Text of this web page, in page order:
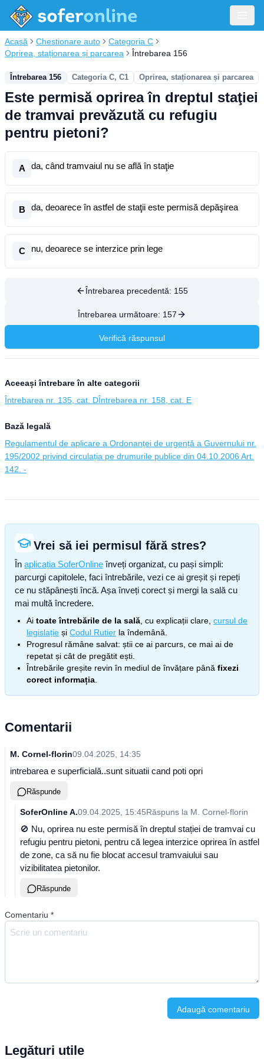
Acasă Chestionare auto
Categoria C
Oprirea, staționarea și parcarea
Întrebarea 156
Întrebarea 156 Categoria C, C1 Oprirea, staționarea și parcarea
Este permisă oprirea în dreptul staţiei
de tramvai prevăzută cu refugiu
pentru pietoni?
A da, când tramvaiul nu se află în staţie
B da, deoarece în astfel de staţii este permisă depăşirea
C nu, deoarece se interzice prin lege
Întrebarea precedentă: 155
Întrebarea următoare: 157
Verifică răspunsul
Aceeași întrebare în alte categorii
Întrebarea nr. 135, cat. DÎntrebarea nr. 158, cat. E
Bază legală
Regulamentul de aplicare a Ordonanței de urgență a Guvernului nr.
195/2002 privind circulația pe drumurile publice din 04.10.2006 Art.
142. -
Vrei să iei permisul fără stres?
În aplicația SoferOnline înveți organizat, cu pași simpli:
parcurgi capitolele, faci întrebările, vezi ce ai greșit și repeți
ce nu stăpânești încă. Așa înveți corect și mergi la sală cu
mai multă încredere.
Ai toate întrebările de la sală , cu explicații clare, cursul de
legislație și Codul Rutier la îndemână.
Progresul rămâne salvat: știi ce ai parcurs, ce mai ai de
repetat și cât de pregătit ești.
Întrebările greșite revin în mediul de învățare până fixezi
corect informația
Comentarii
M. Cornel-florin09.04.2025, 14:35
intrebarea e superficială..sunt situatii cand poti opri
Răspunde
SoferOnline A.09.04.2025, 15:45Răspuns la M. Cornel-florin
🚫 Nu, oprirea nu este permisă în dreptul stației de tramvai cu
refugiu pentru pietoni, pentru că legea interzice oprirea în astfel
de zone, ca să nu fie blocat accesul tramvaiului sau
vizibilitatea pietonilor.
Răspunde
Comentariu *
Adaugă comentariu
Legături utile